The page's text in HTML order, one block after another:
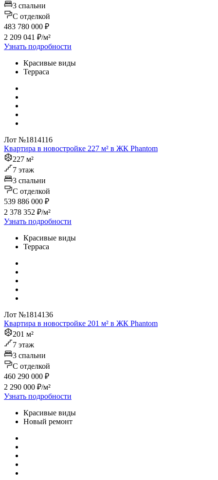
3 спальни
C отделкой
483 780 000 ₽
2 209 041 ₽/м²
Узнать подробности
Красивые виды
Терраса
Лот №1814116
Квартира в новостройке 227 м² в ЖК Phantom
227 м²
7 этаж
3 спальни
C отделкой
539 886 000 ₽
2 378 352 ₽/м²
Узнать подробности
Красивые виды
Терраса
Лот №1814136
Квартира в новостройке 201 м² в ЖК Phantom
201 м²
7 этаж
3 спальни
C отделкой
460 290 000 ₽
2 290 000 ₽/м²
Узнать подробности
Красивые виды
Новый ремонт